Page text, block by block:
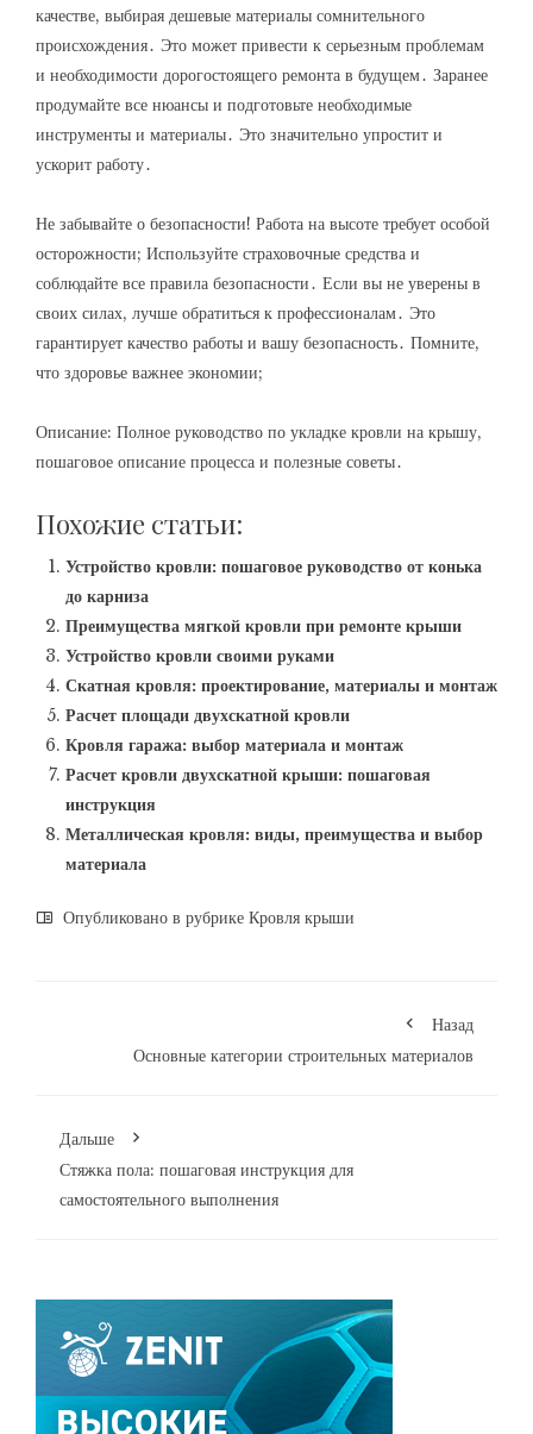
качестве, выбирая дешевые материалы сомнительного
происхождения․ Это может привести к серьезным проблемам
и необходимости дорогостоящего ремонта в будущем․ Заранее
продумайте все нюансы и подготовьте необходимые
инструменты и материалы․ Это значительно упростит и
ускорит работу․
Не забывайте о безопасности! Работа на высоте требует особой
осторожности; Используйте страховочные средства и
соблюдайте все правила безопасности․ Если вы не уверены в
своих силах, лучше обратиться к профессионалам․ Это
гарантирует качество работы и вашу безопасность․ Помните,
что здоровье важнее экономии;
Описание: Полное руководство по укладке кровли на крышу,
пошаговое описание процесса и полезные советы․
Похожие статьи:
Устройство кровли: пошаговое руководство от конька
до карниза
Преимущества мягкой кровли при ремонте крыши
Устройство кровли своими руками
Скатная кровля: проектирование, материалы и монтаж
Расчет площади двухскатной кровли
Кровля гаража: выбор материала и монтаж
Расчет кровли двухскатной крыши: пошаговая
инструкция
Металлическая кровля: виды, преимущества и выбор
материала
Опубликовано в рубрике Кровля крыши
Назад
Основные категории строительных материалов
Дальше
Стяжка пола: пошаговая инструкция для
самостоятельного выполнения